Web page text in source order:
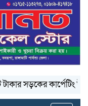
সড়কের কার্পেটিং উঠে